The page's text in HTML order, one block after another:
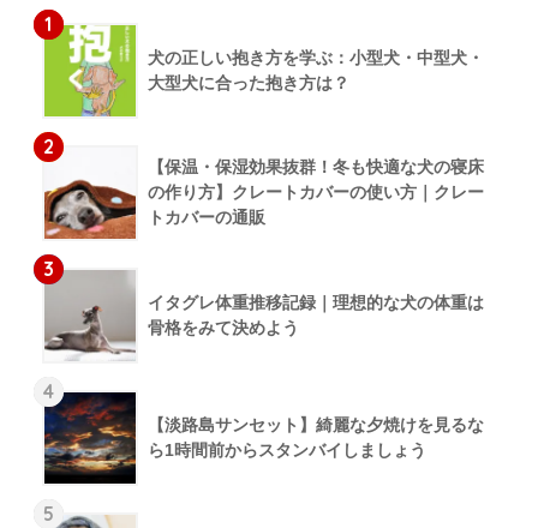
1
犬の正しい抱き方を学ぶ：小型犬・中型犬・
大型犬に合った抱き方は？
2
【保温・保湿効果抜群！冬も快適な犬の寝床
の作り方】クレートカバーの使い方｜クレー
トカバーの通販
3
イタグレ体重推移記録｜理想的な犬の体重は
骨格をみて決めよう
4
【淡路島サンセット】綺麗な夕焼けを見るな
ら1時間前からスタンバイしましょう
5